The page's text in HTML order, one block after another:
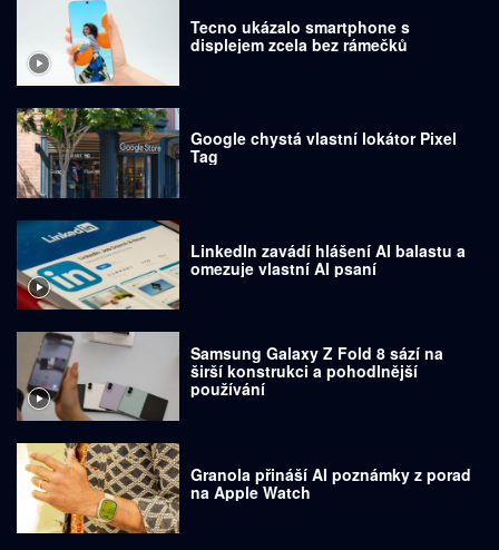
Tecno ukázalo smartphone s
displejem zcela bez rámečků
Google chystá vlastní lokátor Pixel
Tag
LinkedIn zavádí hlášení AI balastu a
omezuje vlastní AI psaní
Samsung Galaxy Z Fold 8 sází na
širší konstrukci a pohodlnější
používání
Granola přináší AI poznámky z porad
na Apple Watch